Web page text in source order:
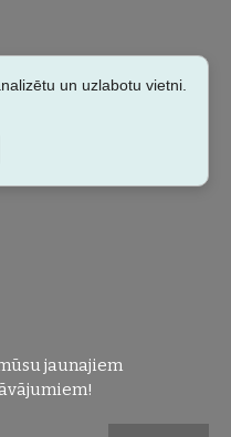
jaunajiem
un uzlabotu vietni.